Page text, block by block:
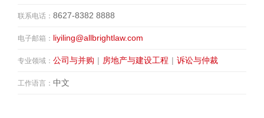
联系电话： 8627-8382 8888
电子邮箱： liyiling@allbrightlaw.com
专业领域： 公司与并购 | 房地产与建设工程 | 诉讼与仲裁
工作语言： 中文